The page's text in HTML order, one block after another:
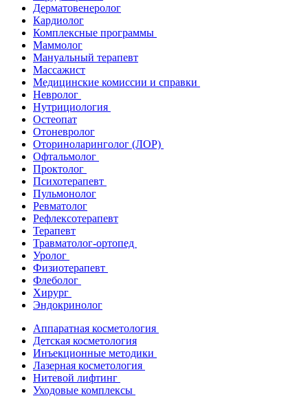
Дерматовенеролог
Кардиолог
Комплексные программы
Маммолог
Мануальный терапевт
Массажист
Медицинские комиссии и справки
Невролог
Нутрициология
Остеопат
Отоневролог
Оториноларинголог (ЛОР)
Офтальмолог
Проктолог
Психотерапевт
Пульмонолог
Ревматолог
Рефлексотерапевт
Терапевт
Травматолог-ортопед
Уролог
Физиотерапевт
Флеболог
Хирург
Эндокринолог
Аппаратная косметология
Детская косметология
Инъекционные методики
Лазерная косметология
Нитевой лифтинг
Уходовые комплексы